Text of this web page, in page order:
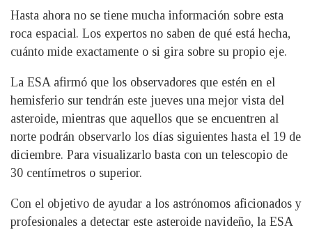
Hasta ahora no se tiene mucha información sobre esta
roca espacial. Los expertos no saben de qué está hecha,
cuánto mide exactamente o si gira sobre su propio eje.
La ESA afirmó que los observadores que estén en el
hemisferio sur tendrán este jueves una mejor vista del
asteroide, mientras que aquellos que se encuentren al
norte podrán observarlo los días siguientes hasta el 19 de
diciembre. Para visualizarlo basta con un telescopio de
30 centímetros o superior.
Con el objetivo de ayudar a los astrónomos aficionados y
profesionales a detectar este asteroide navideño, la ESA